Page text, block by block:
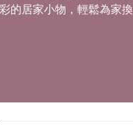
的居家小物，輕鬆為家換